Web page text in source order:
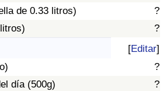
de 0.33 litros)
?
?
[Editar]
?
día (500g)
?
por país